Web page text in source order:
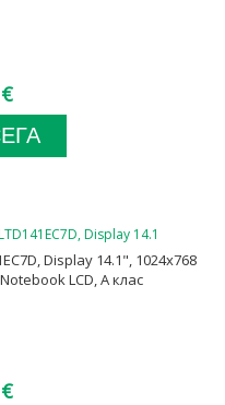
Display 14.1", 1024x768
LCD, А клас